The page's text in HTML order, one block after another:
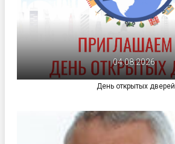
04.08.2026
День открытых дверей